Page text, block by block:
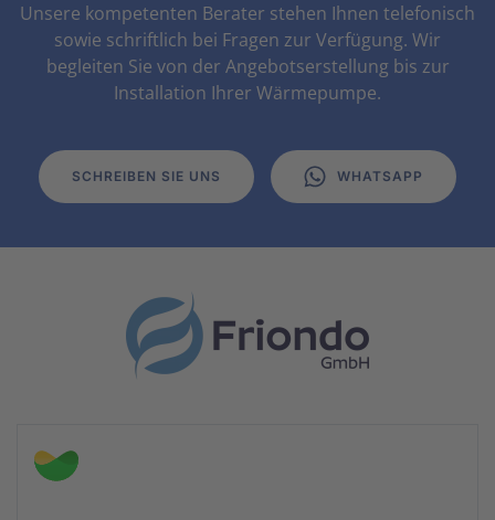
Unsere kompetenten Berater stehen Ihnen telefonisch
sowie schriftlich bei Fragen zur Verfügung. Wir
begleiten Sie von der Angebotserstellung bis zur
Installation Ihrer Wärmepumpe.
SCHREIBEN SIE UNS WHATSAPP